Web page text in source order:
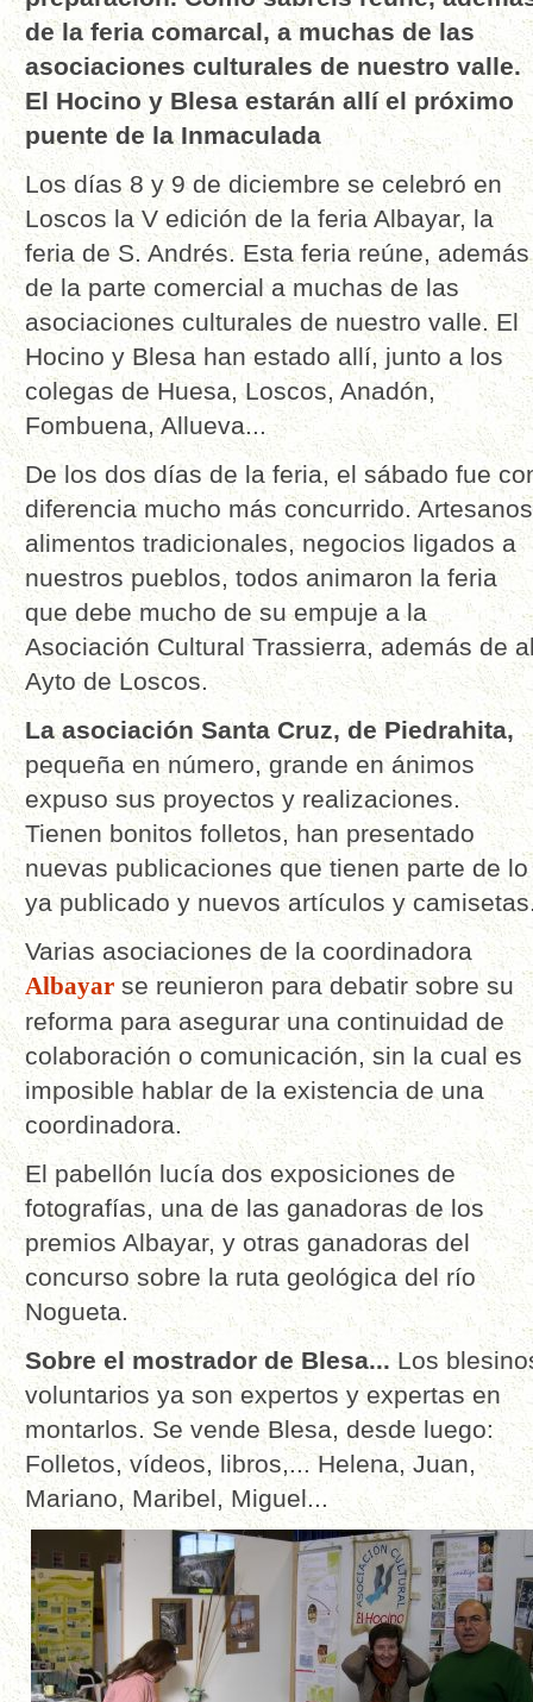
de la feria comarcal, a muchas de las
asociaciones culturales de nuestro valle.
El Hocino y Blesa estarán allí el próximo
puente de la Inmaculada
Los días 8 y 9 de diciembre se celebró en
Loscos la V edición de la feria Albayar, la
feria de S. Andrés. Esta feria reúne, además
de la parte comercial a muchas de las
asociaciones culturales de nuestro valle. El
Hocino y Blesa han estado allí, junto a los
colegas de Huesa, Loscos, Anadón,
Fombuena, Allueva...
De los dos días de la feria, el sábado fue
diferencia mucho más concurrido.
alimentos tradicionales, negocios ligados a
nuestros pueblos, todos animaron la feria
que debe mucho de su empuje a la
Asociación Cultural Trassierra, además de
Ayto de Loscos.
La asociación Santa Cruz, de Piedrahita,
pequeña en número, grande en ánimos
expuso sus proyectos y realizaciones.
Tienen bonitos folletos, han presentado
nuevas publicaciones que tienen parte de lo
ya publicado y nuevos artículos y
Varias asociaciones de la coordinadora
Albayar se reunieron para debatir sobre su
reforma para asegurar una continuidad de
colaboración o comunicación, sin la cual es
imposible hablar de la existencia de una
coordinadora.
El pabellón lucía dos exposiciones de
fotografías, una de las ganadoras de los
premios Albayar, y otras ganadoras del
concurso sobre la ruta geológica del río
Nogueta.
Sobre el mostrador de Blesa... Los
voluntarios ya son expertos y expertas en
montarlos. Se vende Blesa, desde luego:
Folletos, vídeos, libros,... Helena, Juan,
Mariano, Maribel, Miguel...